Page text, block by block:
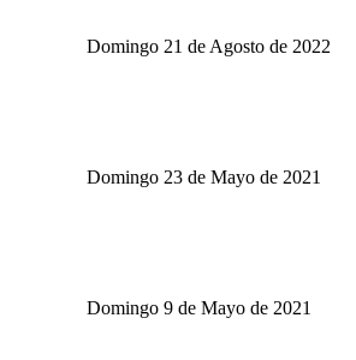
Domingo 21 de Agosto de 2022
Domingo 23 de Mayo de 2021
Domingo 9 de Mayo de 2021